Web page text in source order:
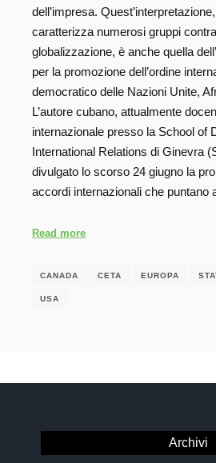
dell’impresa.
caratterizza numerosi gruppi
globalizzazione, è anche quella
per la promozione dell’ordine
democratico delle Nazioni Unite,
L’autore cubano, attualmente
internazionale presso la School of
International Relations di Ginevra
divulgato lo scorso 24 giugno la
accordi internazionali che puntano
Read more
CANADA CETA EUROPA
USA
Archivi